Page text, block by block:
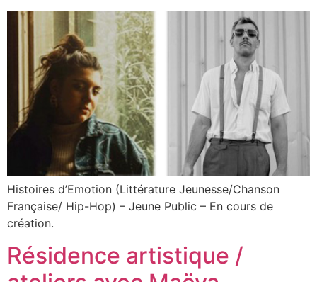
Histoires d’Emotion (Littérature Jeunesse/Chanson
Française/ Hip-Hop) – Jeune Public – En cours de
création.
Résidence artistique /